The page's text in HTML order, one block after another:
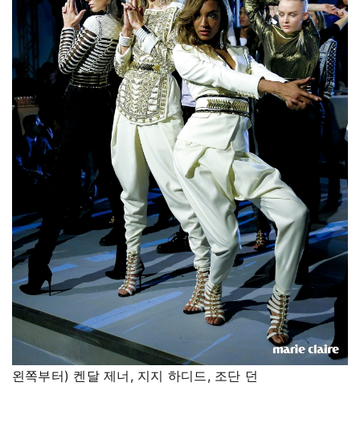
왼쪽부터) 켄달 제너, 지지 하디드, 조단 던